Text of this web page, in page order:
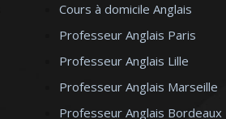
Cours à domicile Anglais
Professeur Anglais Paris
Professeur Anglais Lille
Professeur Anglais Marseille
Professeur Anglais Bordeaux